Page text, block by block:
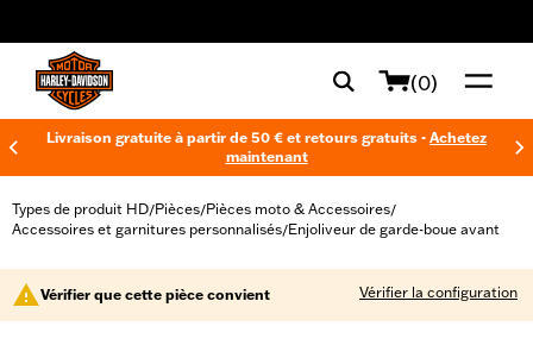
(0)
Livraison gratuite à partir de 50 € et retours gratuits - Achetez
maintenant
Types de produit HD/Pièces/Pièces moto & Accessoires/
Accessoires et garnitures personnalisés/Enjoliveur de garde-boue avant
Vérifier que cette pièce convient Vérifier la configuration